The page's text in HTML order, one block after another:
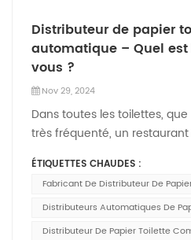
Distributeur de papier
automatique – Quel
vous ?
Nov 29, 2024
Dans toutes les toilettes,
très fréquenté, un
démarque : les distributeurs
de papier toilette, porte-
distributeurs de couvre-
des éléments cruciaux pour
ÉTIQUETTES CHAUDES :
Fabricant De Distributeur De
Distributeurs Automatiques De
Distributeur De Papier Toilette